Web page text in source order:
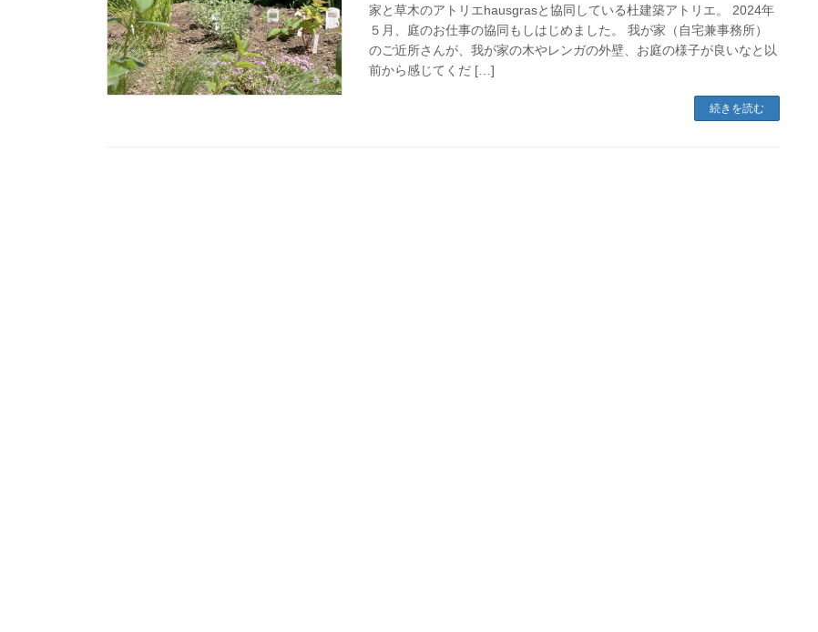
家と草木のアトリエhausgrasと協同している杜建築アトリエ。 2024年
５月、庭のお仕事の協同もしはじめました。 我が家（自宅兼事務所）
のご近所さんが、我が家の木やレンガの外壁、お庭の様子が良いなと以
前から感じてくだ […]
続きを読む